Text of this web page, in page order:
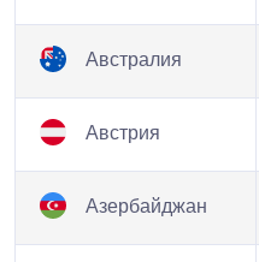
Австралия
Австрия
Азербайджан